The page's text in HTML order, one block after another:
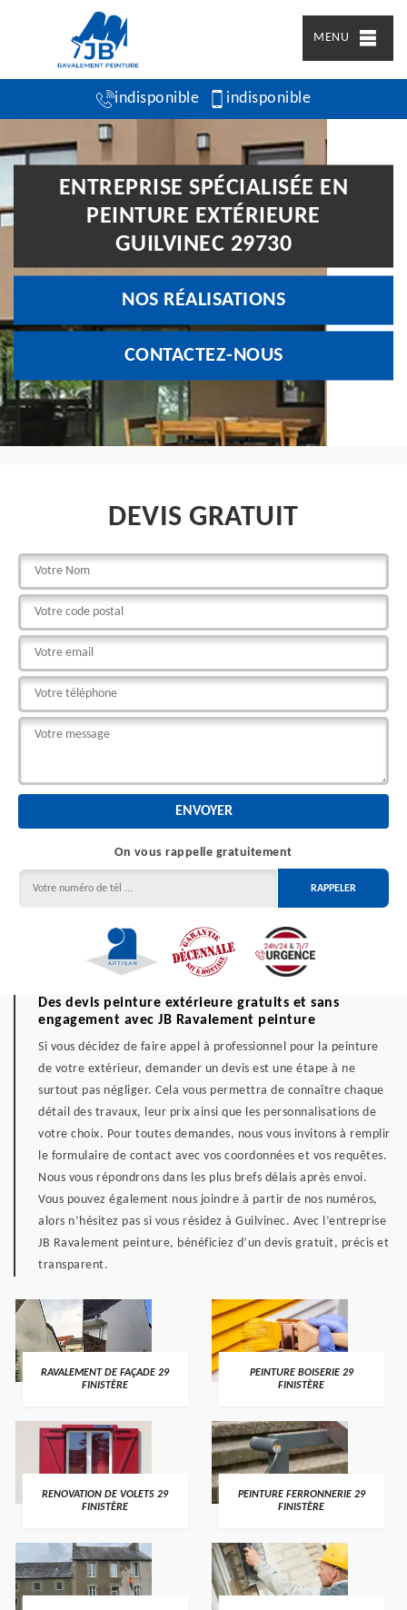
MENU
indisponible indisponible
ENTREPRISE SPÉCIALISÉE EN
PEINTURE EXTÉRIEURE
GUILVINEC 29730
NOS RÉALISATIONS
CONTACTEZ-NOUS
DEVIS GRATUIT
On vous rappelle gratuitement
Des devis peinture extérieure gratuits et sans
engagement avec JB Ravalement peinture
Si vous décidez de faire appel à professionnel pour la peinture
de votre extérieur, demander un devis est une étape à ne
surtout pas négliger. Cela vous permettra de connaître chaque
détail des travaux, leur prix ainsi que les personnalisations de
votre choix. Pour toutes demandes, nous vous invitons à remplir
le formulaire de contact avec vos coordonnées et vos requêtes.
Nous vous répondrons dans les plus brefs délais après envoi.
Vous pouvez également nous joindre à partir de nos numéros,
alors n’hésitez pas si vous résidez à Guilvinec. Avec l’entreprise
JB Ravalement peinture, bénéficiez d’un devis gratuit, précis et
transparent.
RAVALEMENT DE FAÇADE 29
FINISTÈRE
PEINTURE BOISERIE 29
FINISTÈRE
RENOVATION DE VOLETS 29
FINISTÈRE
PEINTURE FERRONNERIE 29
FINISTÈRE